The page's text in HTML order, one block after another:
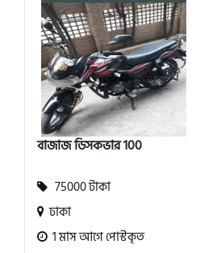
বাজাজ ডিসকভার 100
75000 টাকা
ঢাকা
1 মাস আগে পোস্টকৃত